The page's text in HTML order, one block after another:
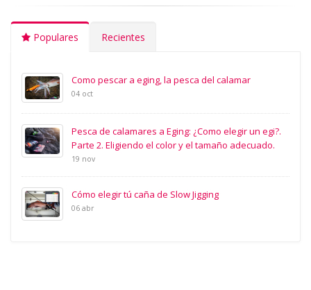
Populares Recientes
Como pescar a eging, la pesca del calamar
04 oct
Pesca de calamares a Eging: ¿Como elegir un egi?.
Parte 2. Eligiendo el color y el tamaño adecuado.
19 nov
Cómo elegir tú caña de Slow Jigging
06 abr